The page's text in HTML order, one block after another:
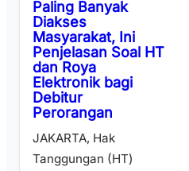
Paling Banyak
Diakses
Masyarakat, Ini
Penjelasan Soal HT
dan Roya
Elektronik bagi
Debitur
Perorangan
JAKARTA, Hak
Tanggungan (HT)